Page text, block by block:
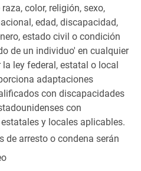
color, religión, sexo,
edad, discapacidad,
estado civil o condición
de un individuo' en cualquier
ley federal, estatal o local
adaptaciones
con discapacidades
con
y locales aplicables.
de arresto o condena serán